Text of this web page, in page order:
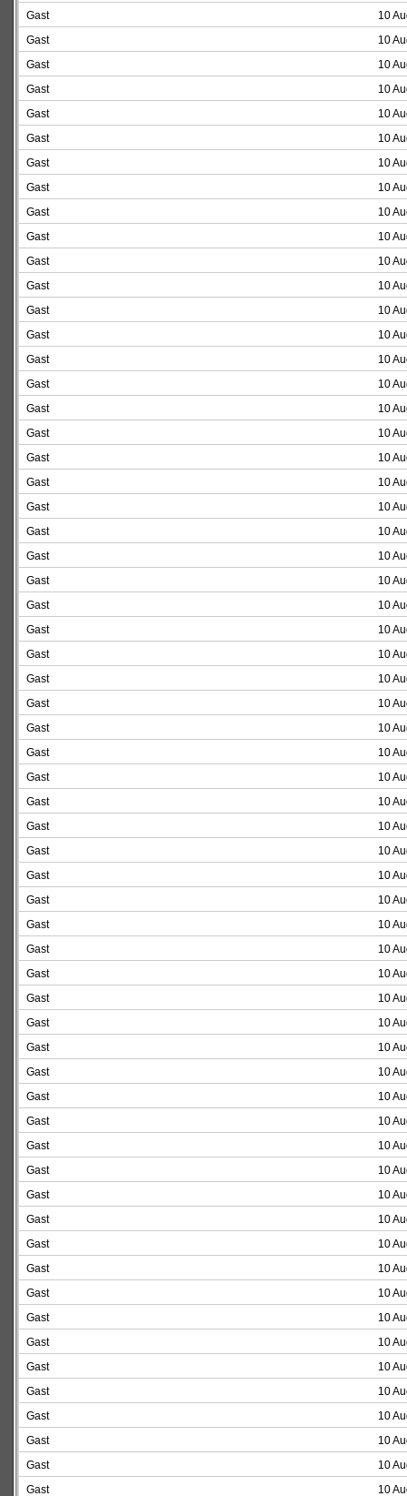
Gast
10
Gast
10
Gast
10
Gast
10
Gast
10
Gast
10
Gast
10
Gast
10
Gast
10
Gast
10
Gast
10
Gast
10
Gast
10
Gast
10
Gast
10
Gast
10
Gast
10
Gast
10
Gast
10
Gast
10
Gast
10
Gast
10
Gast
10
Gast
10
Gast
10
Gast
10
Gast
10
Gast
10
Gast
10
Gast
10
Gast
10
Gast
10
Gast
10
Gast
10
Gast
10
Gast
10
Gast
10
Gast
10
Gast
10
Gast
10
Gast
10
Gast
10
Gast
10
Gast
10
Gast
10
Gast
10
Gast
10
Gast
10
Gast
10
Gast
10
Gast
10
Gast
10
Gast
10
Gast
10
Gast
10
Gast
10
Gast
10
Gast
10
Gast
10
Gast
10
Gast
10